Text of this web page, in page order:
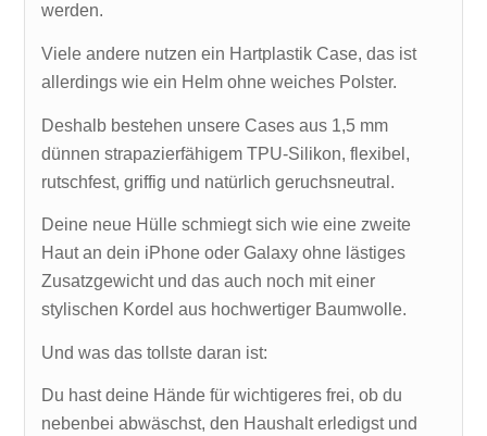
werden.
Viele andere nutzen ein Hartplastik Case, das ist
allerdings wie ein Helm ohne weiches Polster.
Deshalb bestehen unsere Cases aus 1,5 mm
dünnen strapazierfähigem TPU-Silikon, flexibel,
rutschfest, griffig und natürlich geruchsneutral.
Deine neue Hülle schmiegt sich wie eine zweite
Haut an dein iPhone oder Galaxy ohne lästiges
Zusatzgewicht und das auch noch mit einer
stylischen Kordel aus hochwertiger Baumwolle.
Und was das tollste daran ist:
Du hast deine Hände für wichtigeres frei, ob du
nebenbei abwäschst, den Haushalt erledigst und